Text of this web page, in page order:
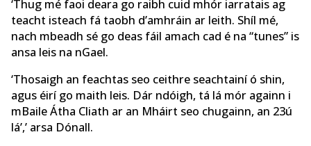
‘Thug mé faoi deara go raibh cuid mhór iarratais ag
teacht isteach fá taobh d’amhráin ar leith. Shíl mé,
nach mbeadh sé go deas fáil amach cad é na “tunes” is
ansa leis na nGael.
‘Thosaigh an feachtas seo ceithre seachtainí ó shin,
agus éirí go maith leis. Dár ndóigh, tá lá mór againn i
mBaile Átha Cliath ar an Mháirt seo chugainn, an 23ú
lá’,’ arsa Dónall.